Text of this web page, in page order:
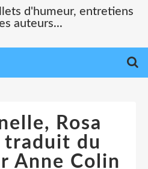
d'humeur, entretiens
auteurs...
Rosa
traduit du
Anne Colin